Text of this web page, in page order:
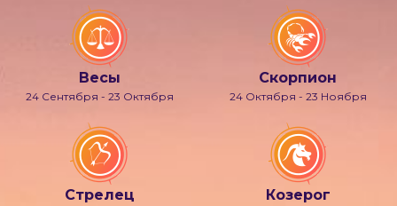
Весы
24 Сентября - 23 Октября
Скорпион
24 Октября - 23 Ноября
Стрелец Козерог